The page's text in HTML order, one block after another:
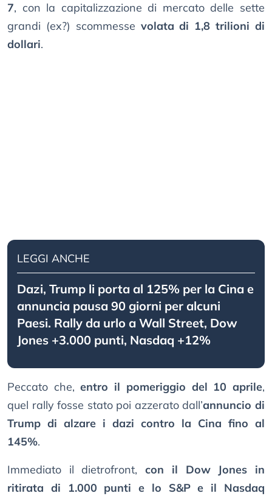
7, con la capitalizzazione di mercato delle sette
grandi (ex?) scommesse volata di 1,8 trilioni di
dollari.
LEGGI ANCHE
Dazi, Trump li porta al 125% per la Cina e
annuncia pausa 90 giorni per alcuni
Paesi. Rally da urlo a Wall Street, Dow
Jones +3.000 punti, Nasdaq +12%
Peccato che,entro il pomeriggio del 10 aprile,
quel rally fosse stato poi azzerato dall’annuncio di
Trump di alzare i dazi contro la Cina fino al
145%.
Immediato il dietrofront,con il Dow Jones in
ritirata di 1.000 punti e lo S&P e il Nasdaq